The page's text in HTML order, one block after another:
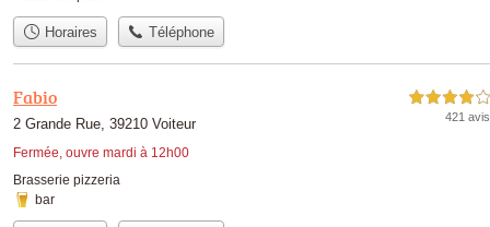
Horaires Téléphone
Fabio
2 Grande Rue, 39210 Voiteur
Fermée, ouvre mardi à 12h00
4,0 étoiles sur 5
421 avis
Brasserie pizzeria
bar